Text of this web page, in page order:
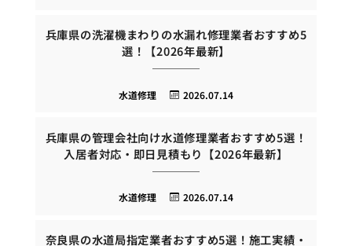
兵庫県の洗濯機まわりの水漏れ修理業者おすすめ5
選！【2026年最新】
2026.07.14
水道修理
兵庫県の管理会社向け水道修理業者おすすめ5選！
入居者対応・即日見積もり【2026年最新】
2026.07.14
水道修理
奈良県の水道局指定業者おすすめ5選！施工実績・